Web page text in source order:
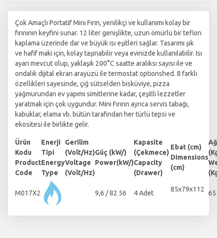
Çok Amaçlı Portatif Mini Fırın, yenilikçi ve kullanımı kolay bir
fırınının keyfini sunar. 12 liter genişlikte, uzun ömürlü bir teflon
kaplama üzerinde dar ve büyük ısı eşitleri sağlar. Tasarımı şık
ve hafif maki için, kolay taşınabilir veya evinizde kullanılabilir. Isı
ayarı mevcut olup, yaklaşık 200°C saatte aralıksı sayısı ile ve
ondalık dijital ekran arayüzü ile termostat optionshed. 8 farklı
özellikleri sayesinde, çiğ sütselden bisküviye, pizza
yağmurundan ev yapımı simitlerine kadar, çeşitli lezzetler
yaratmak için çok uygundur. Mini Fırınn ayrıca servis tabağı,
kabuklar, elama vb. bütün tarafından her türlü tepsi ve
ekositesi ile birlikte gelir.
Ürün
Kodu
Product
Code
Enerji
Tipi
Energy
Type
Gerilim
(Volt/Hz)
Voltage
(Volt/Hz)
Güç (kW/)
Power(kW/)
Kapasite
(Çekmece)
Capacity
(Drawer)
Ebat (cm)
Dimensions
(cm)
M017X2 9,6 / 82 56 4 Adet 85x79x112 65